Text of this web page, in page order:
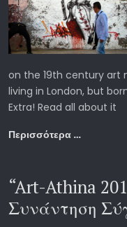
on the 19th century art
living in London, but
Extra! Read all about it
Περισσότερα …
“Art-Athina
Συνάντηση